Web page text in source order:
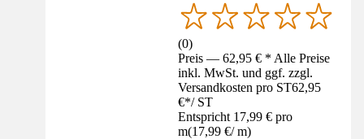
(0)
Preis — 62,95 € * Alle Preise
inkl. MwSt. und ggf. zzgl.
Versandkosten pro ST62,95
€*/ ST
Entspricht 17,99 € pro
m(17,99 €/ m)